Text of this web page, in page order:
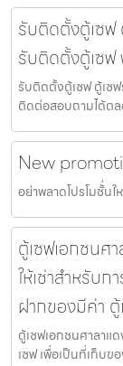
รับติดตั้งตู้เซฟ
รับติดตั้งตู้เซฟ
รับติดตั้งตู้เซฟ ตู้เซ
ติดต่อสอบถามได้ต
New
อย่าพลาดโปรโมชั้่นใ
ตู้เซฟเอกชนศ
ให้เช่าสำหรับก
ฝากของมีค่า
ตู้เซฟเอกชนศาลาแ
เซฟ เพื่อเป็นที่เก็บ